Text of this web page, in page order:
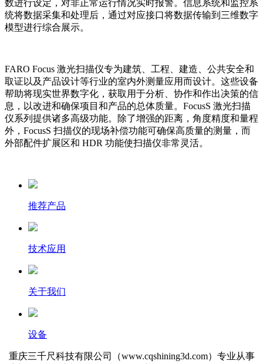
数进行设定，对非正常运行情况实时报警。信息系统和监控系
统将数据采集和处理后，通过对应接口将数据传输到三维数字
模型进行综合展示。
FARO Focus 激光扫描仪专为建筑、工程、建造、公共安全和
取证以及产品设计等行业的室内外测量应用而设计。这些设备
帮助将现实世界数字化，获取用于分析、协作和作出决策的信
息，以改进和确保项目和产品的总体质量。FocusS 激光扫描
仪系列提供诸多高级功能。除了增强的距离，角度精度和量程
外，FocusS 扫描仪的现场补偿功能可确保高质量的测量，而
外部配件扩展区和 HDR 功能使扫描仪非常灵活。
推荐产品
技术应用
关于我们
设备
重庆三千尺科技有限公司（www.cqshining3d.com）专业从事